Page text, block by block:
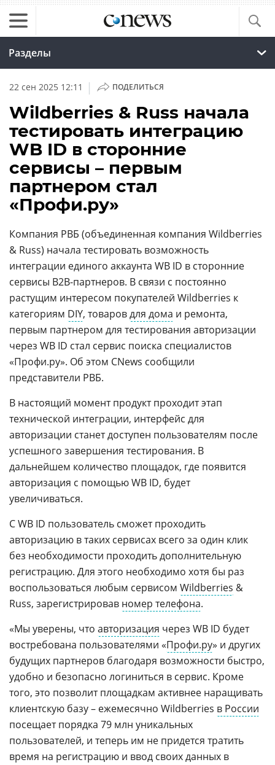
Разделы
22 сен 2025 12:11 | ПОДЕЛИТЬСЯ
Wildberries & Russ начала
тестировать интеграцию
WB ID в сторонние
сервисы – первым
партнером стал
«Профи.ру»
Компания РВБ (объединенная компания Wildberries
& Russ) начала тестировать возможность
интеграции единого аккаунта WB ID в сторонние
сервисы В2В-партнеров. В связи с постоянно
растущим интересом покупателей Wildberries к
категориям DIY, товаровдля дома и ремонта,
первым партнером для тестирования авторизации
через WB ID стал сервис поиска специалистов
«Профи.ру». Об этом CNews сообщили
представители РВБ.
В настоящий момент продукт проходит этап
технической интеграции, интерфейс для
авторизации станет доступен пользователям после
успешного завершения тестирования. В
дальнейшем количество площадок, где появится
авторизация с помощью WB ID, будет
увеличиваться.
С WB ID пользователь сможет проходить
авторизацию в таких сервисах всего за один клик
без необходимости проходить дополнительную
регистрацию. Для этого необходимо хотя бы раз
воспользоваться любым сервисом Wildberries &
Russ, зарегистрировав номер телефона.
«Мы уверены, что авторизация через WB ID будет
востребована пользователями «Профи.ру» и других
будущих партнеров благодаря возможности быстро,
удобно и безопасно логиниться в сервис. Кроме
того, это позволит площадкам активнее наращивать
клиентскую базу – ежемесячно Wildberries в России
посещает порядка 79 млн уникальных
пользователей, и теперь им не придется тратить
время на регистрацию и ввод своих данных в